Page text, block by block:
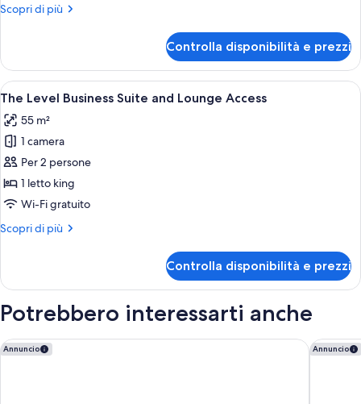
and
Scopri di più
Altri
Level
Room
and
Access
Controlla disponibilità e prezzi
Apri
tutte
le
foto
per
The
Level
Suite
Access
Un soggiorno moderno con un
9
The Level Business Suite and Lounge Access
55 m²
1 camera
Per 2 persone
1 letto king
Wi-Fi gratuito
Scopri di più
Altri
Level
Suite
Lounge
Access
Controlla disponibilità e prezzi
Potrebbero interessarti anche
Annuncio
Grand Hotel Villa Torretta Milan Sesto, Curio Collection by
Annuncio
Hotel